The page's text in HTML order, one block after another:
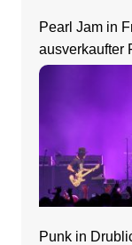
Pearl Jam in
ausverkaufter
Punk in